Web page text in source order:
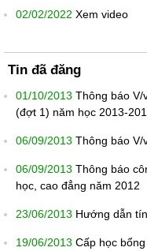
02/02/2022 Xem video
Tin đã đăng
01/10/2013 Thông báo V/
(đợt 1) năm học 2013-
06/09/2013 Thông báo V/
06/09/2013 Thông báo
học, cao đẳng năm 2012
23/06/2013 Hướng dẫn
19/06/2013 Cấp học